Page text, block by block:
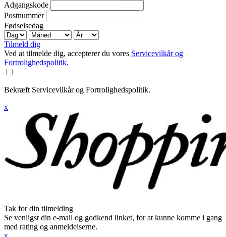
Adgangskode
Postnummer
Fødselsedag
Tilmeld dig
Ved at tilmelde dig, accepterer du vores Servicevilkår og
Fortrolighedspolitik.
Bekræft Servicevilkår og Fortrolighedspolitik.
x
Tak for din tilmelding
Se venligst din e-mail og godkend linket, for at kunne komme i gang
med rating og anmeldelserne.